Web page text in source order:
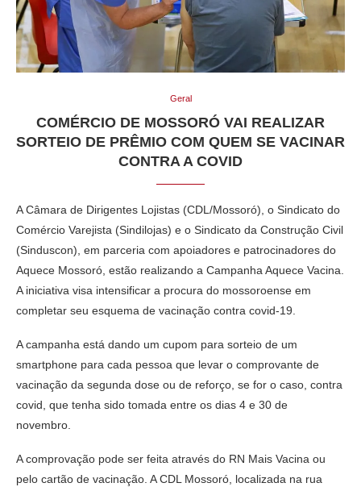
Geral
COMÉRCIO DE MOSSORÓ VAI REALIZAR
SORTEIO DE PRÊMIO COM QUEM SE VACINAR
CONTRA A COVID
A Câmara de Dirigentes Lojistas (CDL/Mossoró), o Sindicato do
Comércio Varejista (Sindilojas) e o Sindicato da Construção Civil
(Sinduscon), em parceria com apoiadores e patrocinadores do
Aquece Mossoró, estão realizando a Campanha Aquece Vacina.
A iniciativa visa intensificar a procura do mossoroense em
completar seu esquema de vacinação contra covid-19.
A campanha está dando um cupom para sorteio de um
smartphone para cada pessoa que levar o comprovante de
vacinação da segunda dose ou de reforço, se for o caso, contra
covid, que tenha sido tomada entre os dias 4 e 30 de
novembro.
A comprovação pode ser feita através do RN Mais Vacina ou
pelo cartão de vacinação. A CDL Mossoró, localizada na rua